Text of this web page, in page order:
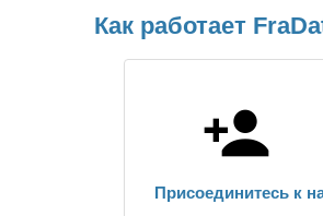
Как работает
Присоединитесь к